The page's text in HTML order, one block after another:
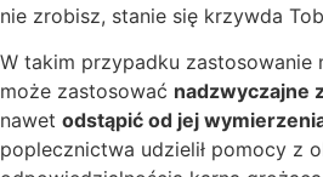
nie zrobisz, stanie się krzywda
W takim przypadku zastosowanie
może zastosować nadzwyczajne
nawet odstąpić od jej
poplecznictwa udzielił pomocy z